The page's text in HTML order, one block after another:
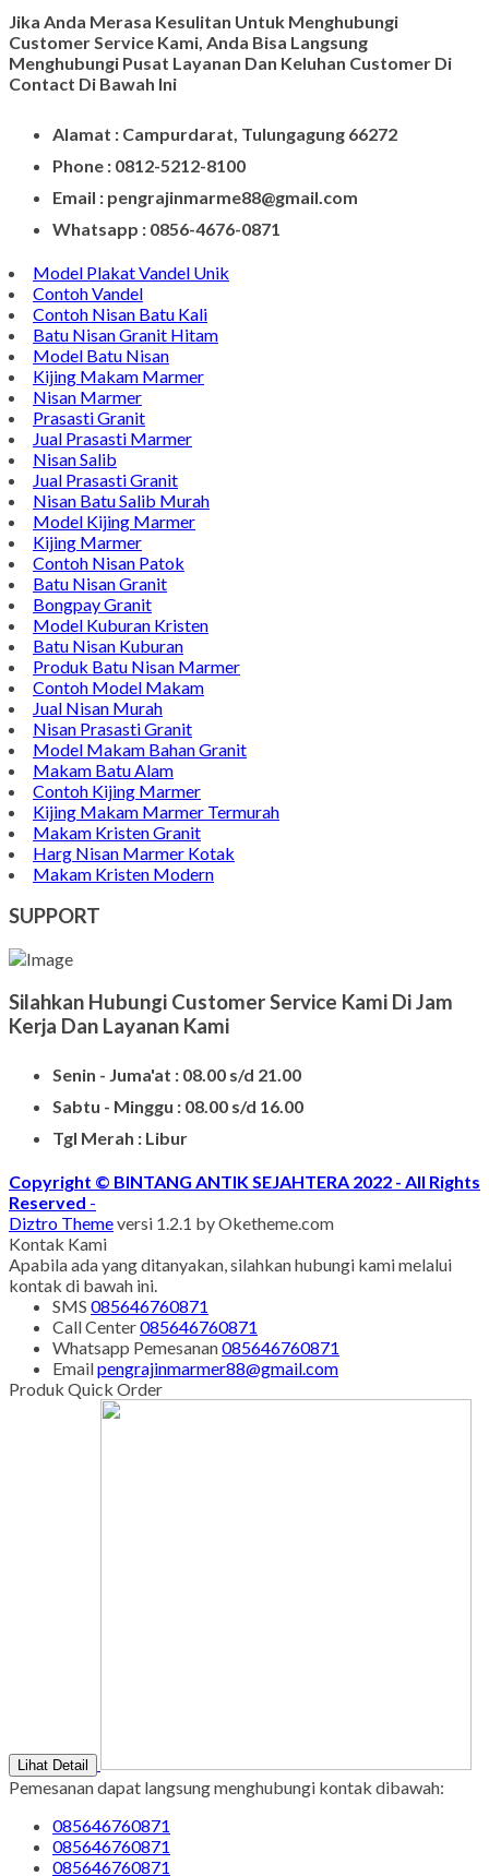
Model Prasasti Terbaru
Prasasti untuk Peresmian Masjid
Prasasti Marmer
Prasasti dari Marmer
Meja Makan Marmer
Meja Marmer Bulat
Vandel Kenang - Kenangan
CONTACT INFO
Jika Anda Merasa Kesulitan Untuk Menghubungi
Customer Service Kami, Anda Bisa Langsung
Menghubungi Pusat Layanan Dan Keluhan Customer Di
Contact Di Bawah Ini
Alamat : Campurdarat, Tulungagung 66272
Phone : 0812-5212-8100
Email : pengrajinmarme88@gmail.com
Whatsapp : 0856-4676-0871
Model Plakat Vandel Unik
Contoh Vandel
Contoh Nisan Batu Kali
Batu Nisan Granit Hitam
Model Batu Nisan
Kijing Makam Marmer
Nisan Marmer
Prasasti Granit
Jual Prasasti Marmer
Nisan Salib
Jual Prasasti Granit
Nisan Batu Salib Murah
Model Kijing Marmer
Kijing Marmer
Contoh Nisan Patok
Batu Nisan Granit
Bongpay Granit
Model Kuburan Kristen
Batu Nisan Kuburan
Produk Batu Nisan Marmer
Jual Nisan Murah
Nisan Prasasti Granit
Model Makam Bahan Granit
Makam Batu Alam
Kijing Makam Marmer Termurah
Harg Nisan Marmer Kotak
Makam Kristen Modern
SUPPORT
Silahkan Hubungi Customer Service Kami Di Jam
Kerja Dan Layanan Kami
Senin - Juma'at : 08.00 s/d 21.00
Sabtu - Minggu : 08.00 s/d 16.00
Tgl Merah : Libur